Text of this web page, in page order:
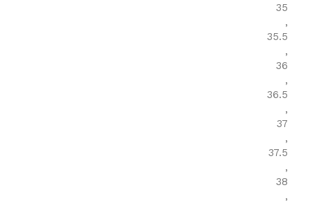
35
,
35.5
,
36
,
36.5
,
37
,
37.5
,
38
,